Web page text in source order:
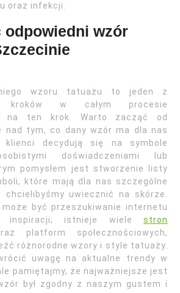
oraz infekcji.
odpowiedni wzór
wzoru tatuażu to jeden z
kroków w całym procesie
na ten krok. Warto zacząć od
nad tym, co dany wzór ma dla nas
klienci decydują się na symbole
doświadczeniami lub
pomysłem jest stworzenie listy
które mają dla nas szczególne
uwiecznić na skórze.
może być przeszukiwanie internetu
inspiracji; istnieje wiele stron
platform społecznościowych,
różnorodne wzory i style tatuaży.
uwagę na aktualne trendy w
pamiętajmy, że najważniejsze jest
był zgodny z naszym gustem i